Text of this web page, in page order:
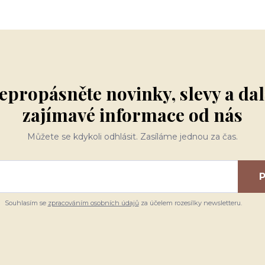
novinky, slevy a
zajímavé informace od nás
Můžete se kdykoli odhlásit. Zasíláme jednou za čas.
Souhlasím se zpracováním osobních údajůza účelem rozesílky newsletteru.